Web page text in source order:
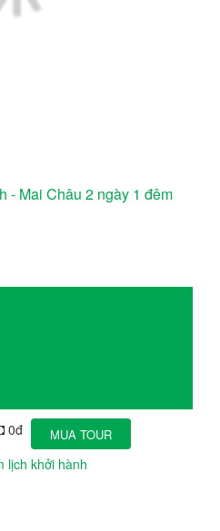
- Mai Châu 2 ngày 1 đêm
0đ MUA TOUR
lịch khởi hành